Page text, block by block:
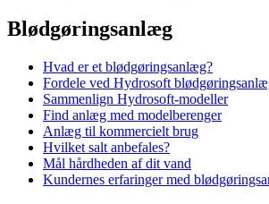
Blødgøringsanlæg
Hvad er et blødgøringsanlæg?
Fordele ved Hydrosoft
Sammenlign Hydrosoft-modeller
Find anlæg med modelberenger
Anlæg til kommercielt brug
Hvilket salt anbefales?
Mål hårdheden af dit vand
Kundernes erfaringer med